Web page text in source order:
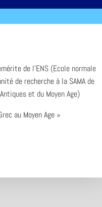
de l’ENS (Ecole normale
de recherche à la SAMA de
et du Moyen Age)
au Moyen Age »